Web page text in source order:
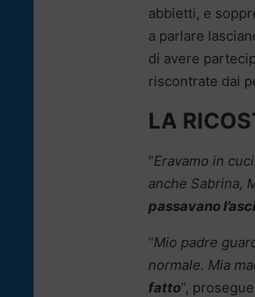
abbietti, e
a parlare
di avere
riscontrate dai
LA
“Eravamo in
anche Sabrina,
passavano
“Mio padre
normale. Mia
fatto“,